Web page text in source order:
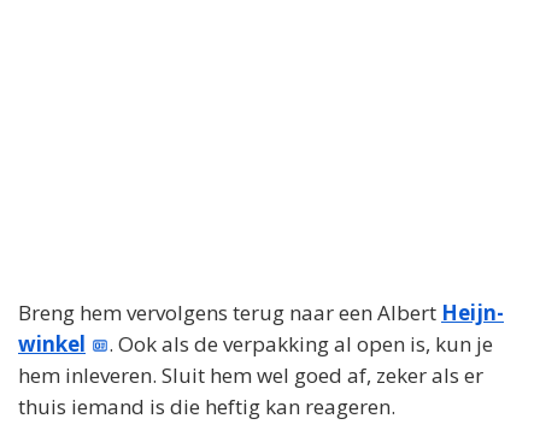
Breng hem vervolgens terug naar een Albert Heijn-
winkel
. Ook als de verpakking al open is, kun je
hem inleveren. Sluit hem wel goed af, zeker als er
thuis iemand is die heftig kan reageren.